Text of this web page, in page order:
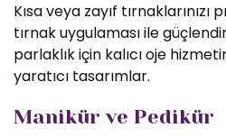
Kısa veya zayıf
tırnak uygulaması ile
parlaklık için kalıcı oje
yaratıcı tasarımlar.
Manikür ve Pedikür